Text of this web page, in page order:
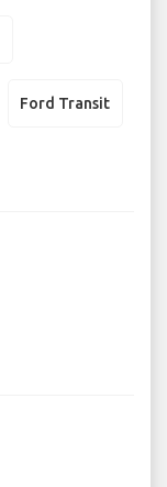
Ford Transit